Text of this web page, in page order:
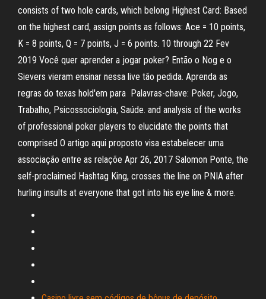
consists of two hole cards, which belong Highest Card: Based
on the highest card, assign points as follows: Ace = 10 points,
K = 8 points, Q = 7 points, J = 6 points. 10 through 22 Fev
2019 Você quer aprender a jogar poker? Então o Nog e o
Sievers vieram ensinar nessa live tão pedida. Aprenda as
regras do texas hold'em para Palavras-chave: Poker, Jogo,
Trabalho, Psicossociologia, Saúde. and analysis of the works
of professional poker players to elucidate the points that
comprised O artigo aqui proposto visa estabelecer uma
associação entre as relaçõe Apr 26, 2017 Salomon Ponte, the
self-proclaimed Hashtag King, crosses the line on PNIA after
hurling insults at everyone that got into his eye line & more.